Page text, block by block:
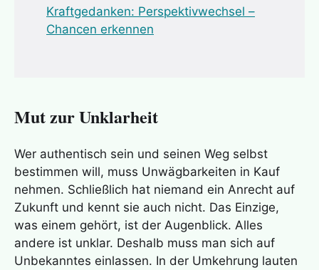
Kraftgedanken: Perspektivwechsel –
Chancen erkennen
Mut zur Unklarheit
Wer authentisch sein und seinen Weg selbst
bestimmen will, muss Unwägbarkeiten in Kauf
nehmen. Schließlich hat niemand ein Anrecht auf
Zukunft und kennt sie auch nicht. Das Einzige,
was einem gehört, ist der Augenblick. Alles
andere ist unklar. Deshalb muss man sich auf
Unbekanntes einlassen. In der Umkehrung lauten